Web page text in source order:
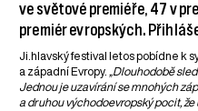
ve světové premiéře, 47 v
premiér evropských.
Ji.hlavský festival letos pobídne k
a západní Evropy. „Dlouhodobě
Jednou je uzavírání se mnohých
a druhou východoevropský pocit, že